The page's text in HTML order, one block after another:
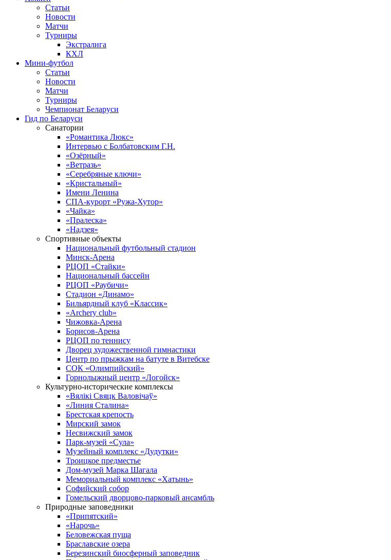
Статьи
Новости
Матчи
Турниры
Экстралига
КХЛ
Мини-футбол
Статьи
Новости
Матчи
Турниры
Чемпионат Беларуси
Гид по Беларуси
Санатории
«Романтика Люкс»
Интервью с Болбатовским Г.Н.
«Озёрный»
«Ветразь»
«Серебряные ключи»
«Кристальный»
Имени Ленина
СПА-курорт «Ружа-Хутор»
«Чайка»
«Пралеска»
«Надзея»
Спортивные объекты
Национальный футбольный стадион
Минск-Арена
РЦОП «Стайки»
Национальный бассейн
РЦОП «Раубичи»
Стадион «Динамо»
Бильярдный клуб «Классик»
«Archery club»
Чижовка-Арена
Борисов-Арена
РЦОП по теннису
Дворец художественной гимнастики
Центр по прыжкам на батуте в Витебске
СОК «Олимпийский»
Горнолыжный центр «Логойск»
Культурно-исторические комплексы
«Вялікі Свяцк Валовічаў»
«Линия Сталина»
Брестская крепость
Мирский замок
Несвижский замок
Парк-музей «Сула»
Музейный комплекс «Дудутки»
Троицкое предместье
Дом-музей Марка Шагала
Мемориальный комплекс «Хатынь»
Софийский собор
Гомельский дворцово-парковый ансамбль
Природные заповедники
«Припятский»
«Нарочь»
Беловежская пуща
Браславские озера
Березинский биосферный заповедник